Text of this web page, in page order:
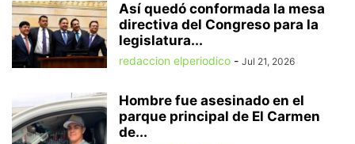
Así quedó conformada la mesa
directiva del Congreso para la
legislatura...
redaccion elperiodico - Jul 21, 2026
Hombre fue asesinado en el
parque principal de El Carmen
de...